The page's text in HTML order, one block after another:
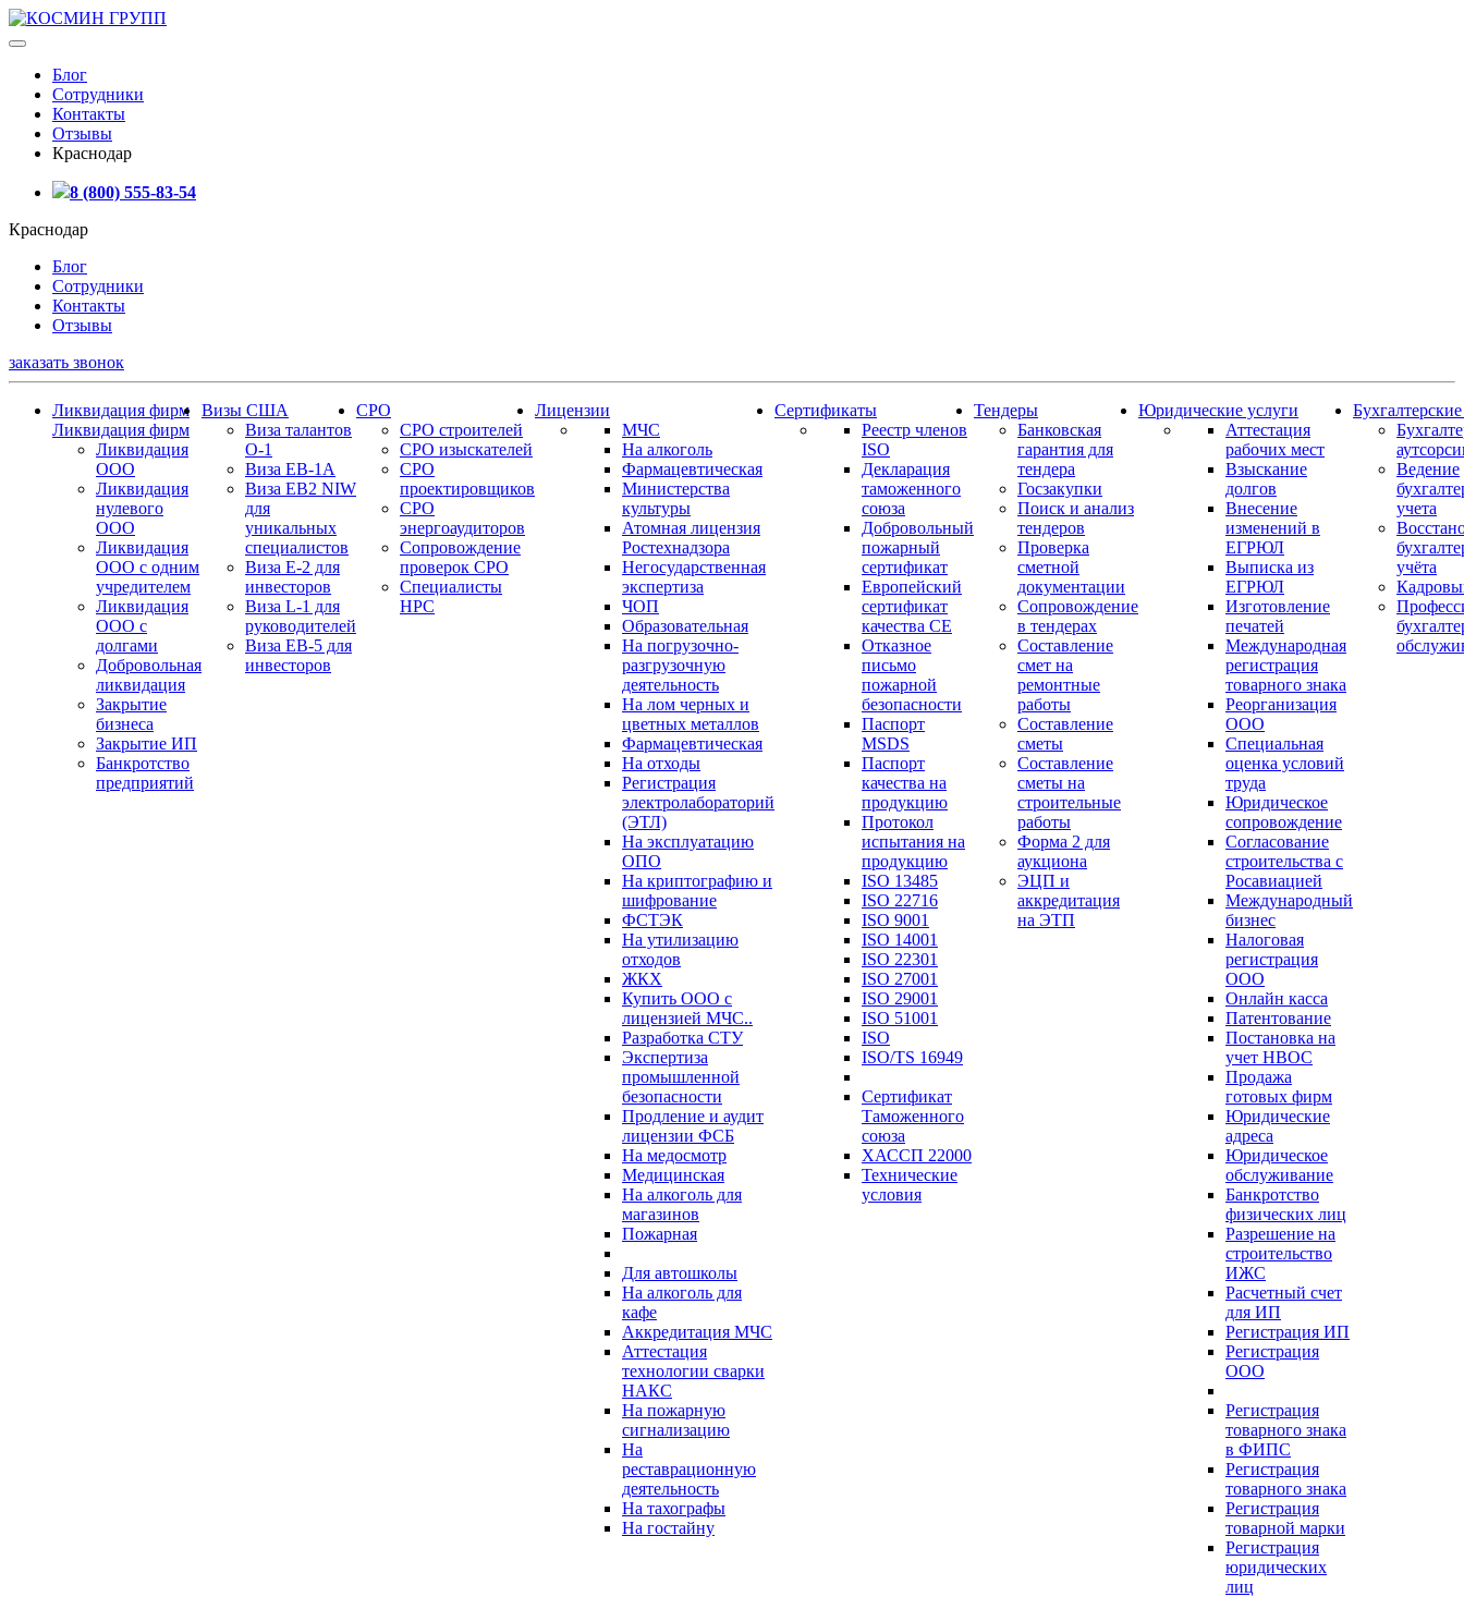
Блог
Сотрудники
Контакты
Отзывы
Краснодар
8 (800) 555-83-54
Краснодар
Блог
Сотрудники
Контакты
Отзывы
заказать звонок
Ликвидация фирм
Ликвидация фирм
Ликвидация
ООО
Ликвидация
нулевого
ООО
Ликвидация
ООО с одним
учредителем
Ликвидация
ООО с
долгами
Добровольная
ликвидация
Закрытие
бизнеса
Закрытие ИП
Банкротство
предприятий
Визы США
Виза талантов
О-1
Виза EB-1A
Виза EB2 NIW
для
уникальных
специалистов
Виза E-2 для
инвесторов
Виза L-1 для
руководителей
Виза EB-5 для
инвесторов
СРО
СРО строителей
СРО изыскателей
СРО
проектировщиков
СРО
энергоаудиторов
Сопровождение
проверок СРО
Специалисты
НРС
Лицензии
МЧС
На алкоголь
Фармацевтическая
Министерства
культуры
Атомная лицензия
Ростехнадзора
Негосударственная
экспертиза
ЧОП
Образовательная
На погрузочно-
разгрузочную
деятельность
На лом черных и
цветных металлов
Фармацевтическая
На отходы
Регистрация
электролабораторий
(ЭТЛ)
На эксплуатацию
ОПО
На криптографию и
шифрование
ФСТЭК
На утилизацию
отходов
ЖКХ
Купить ООО с
лицензией МЧС..
Разработка СТУ
Экспертиза
промышленной
безопасности
Продление и аудит
лицензии ФСБ
На медосмотр
Медицинская
На алкоголь для
магазинов
Пожарная
Для автошколы
На алкоголь для
кафе
Аккредитация МЧС
Аттестация
технологии сварки
НАКС
На пожарную
сигнализацию
На
реставрационную
деятельность
На тахографы
На гостайну
Сертификаты
Реестр членов
ISO
Декларация
таможенного
союза
Добровольный
пожарный
сертификат
Европейский
сертификат
качества СЕ
Отказное
письмо
пожарной
безопасности
Паспорт
МSDS
Паспорт
качества на
продукцию
Протокол
испытания на
продукцию
ISO 13485
ISO 22716
ISO 9001
ISO 14001
ISO 22301
ISO 27001
ISO 29001
ISO 51001
ISO
ISO/TS 16949
Сертификат
Таможенного
союза
ХАССП 22000
Технические
условия
Тендеры
Банковская
гарантия для
тендера
Госзакупки
Поиск и анализ
тендеров
Проверка
сметной
документации
Сопровождение
в тендерах
Составление
смет на
ремонтные
работы
Составление
сметы
Составление
сметы на
строительные
работы
Форма 2 для
аукциона
ЭЦП и
аккредитация
на ЭТП
Юридические услуги
Аттестация
рабочих мест
Взыскание
долгов
Внесение
изменений в
ЕГРЮЛ
Выписка из
ЕГРЮЛ
Изготовление
печатей
Международная
регистрация
товарного знака
Реорганизация
ООО
Специальная
оценка условий
труда
Юридическое
сопровождение
Согласование
строительства с
Росавиацией
Международный
бизнес
Налоговая
регистрация
ООО
Онлайн касса
Патентование
Постановка на
учет НВОС
Продажа
готовых фирм
Юридические
адреса
Юридическое
обслуживание
Банкротство
физических лиц
Разрешение на
строительство
ИЖС
Расчетный счет
для ИП
Регистрация ИП
Регистрация
ООО
Регистрация
товарного знака
в ФИПС
Регистрация
товарного знака
Регистрация
товарной марки
Регистрация
юридических
лиц
Ведение
учета
учёта